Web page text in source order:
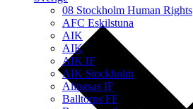
08 Stockholm Human Rights
AFC Eskilstuna
AIK
AIK
AIK IF
AIK Stockholm
Alingsas IF
Balltorps FF